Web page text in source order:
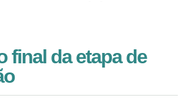
final da etapa de